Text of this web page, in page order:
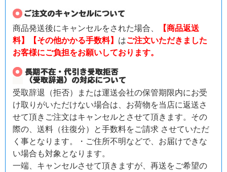
商品発送後にキャンセルをされた場合、
【商品返送
料】【その他かかる手数料】 はご注文いただきました
お客様にご負担をお願いしております。
受取辞退（拒否）または運送会社の保管期限内にお受
け取りがいただけない場合は、お荷物を当店に返送さ
せて頂きご注文はキャンセルとさせて頂きます。その
際の、送料（往復分）と手数料をご請求 させていただ
く事となります。・ご住所不明などで、お届けできな
い場合も対象となります。
一端、キャンセルさせて頂きますが、再送をご希望の